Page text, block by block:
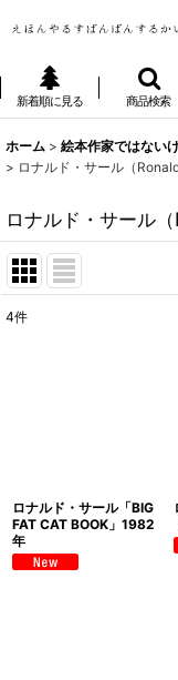
新着順に見る 商品検索
ホーム > 絵本作家ではない
> ロナルド・サール（
ロナルド・サール
4件
ロナルド・サール「BIG
FAT CAT BOOK」1982
年